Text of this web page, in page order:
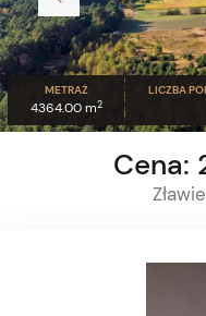
METRAŻ
4364.00 m2
LICZBA
Cena: